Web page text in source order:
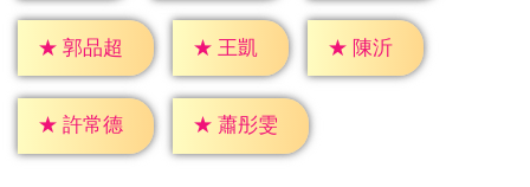
★ 郭品超 ★ 王凱 ★ 陳沂
★ 許常德 ★ 蕭彤雯